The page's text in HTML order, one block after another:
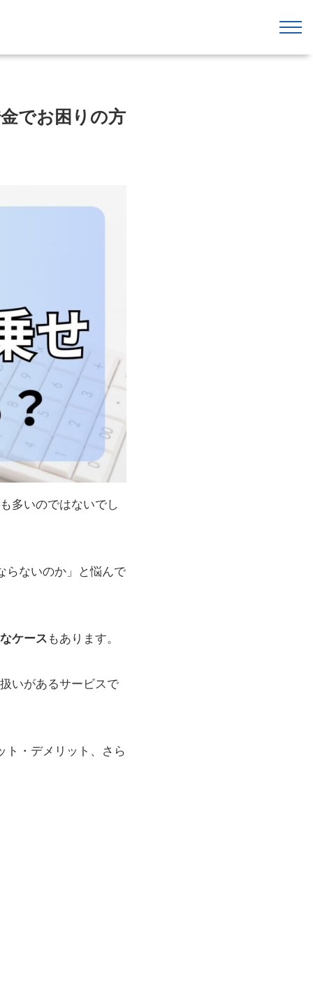
でお困りの方
多いのではないでし
らないのか」と悩んで
ケース もあります。
いがあるサービスで
ト・デメリット、さら